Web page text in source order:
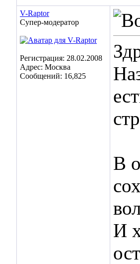
V-Raptor
Супер-модератор
Регистрация: 28.02.2008
Адрес: Москва
Сообщений: 16,825
В
И